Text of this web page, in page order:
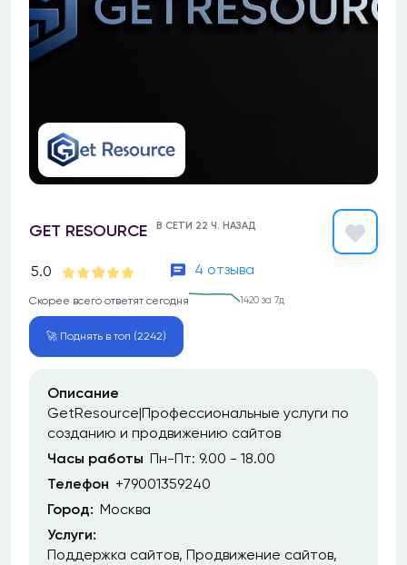
GET RESOURCE В СЕТИ 22 Ч. НАЗАД
5.0 4 отзыва
Скорее всего ответят сегодня 1420 за 7д
🚀 Поднять в топ (2242)
Описание
GetResource|Профессиональные услуги по
созданию и продвижению сайтов
Часы работы Пн-Пт: 9.00 - 18.00
Телефон +79001359240
Город: Москва
Услуги:
Поддержка сайтов Продвижение сайтов